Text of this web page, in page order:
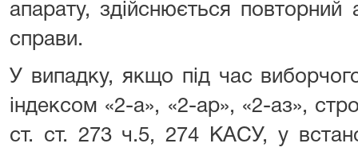
апарату, здійснюється повторний
справи.
У випадку, якщо під час
індексом «2-а», «2-ар», «2-аз»,
ст. ст. 273 ч.5, 274 КАСУ, у